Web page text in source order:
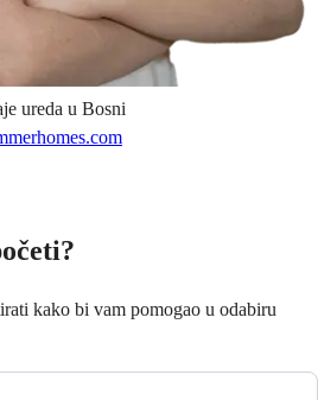
ureda u Bosni
kako bi vam pomogao u odabiru